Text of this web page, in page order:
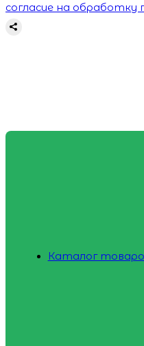
согласие на обработку
Каталог